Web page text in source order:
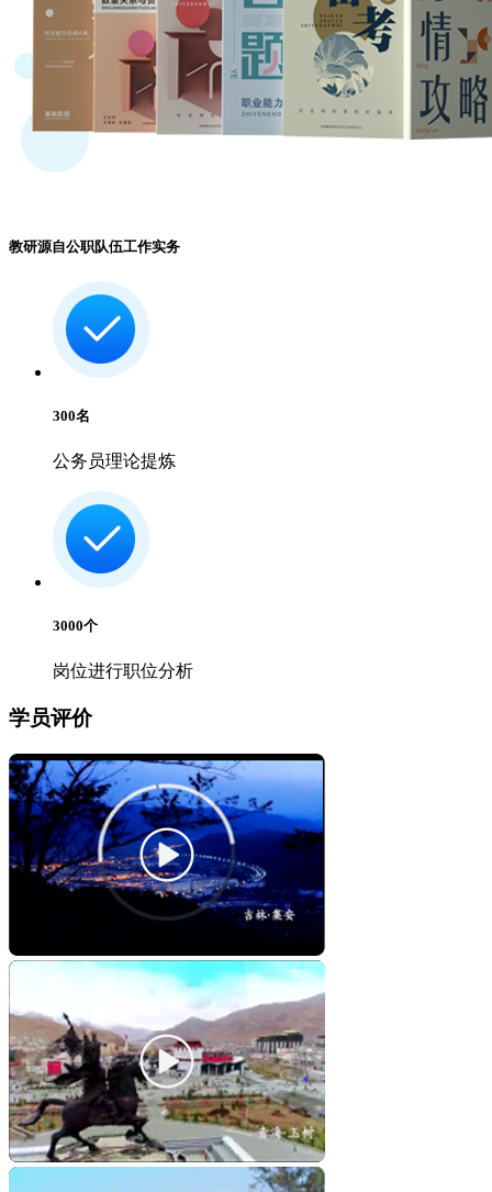
教研源自公职队伍工作实务
300名
公务员理论提炼
3000个
岗位进行职位分析
学员评价